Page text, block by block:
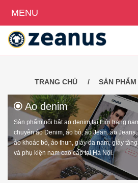
TRANG CHỦ SẢN PHẨM
Ao denim
Sản phẩm nổi bật ao denim tại thời trang
chuyên áo Denim, áo bò, áo Jean, áo
áo khoác bò, áo thun, giày da nam, giày
và phụ kiện nam cao cấp tại Hà Nội.